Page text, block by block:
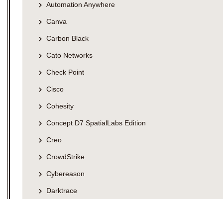
Automation Anywhere
Canva
Carbon Black
Cato Networks
Check Point
Cisco
Cohesity
Concept D7 SpatialLabs Edition
Creo
CrowdStrike
Cybereason
Darktrace